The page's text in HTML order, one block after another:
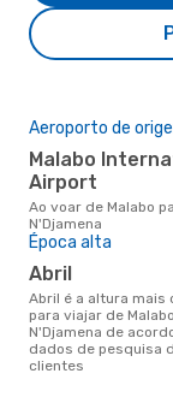
Aeroporto de
Malabo International
Airport
Ao voar de Malabo para
N'Djamena
Época alta
abril
abril é a altura mais concorrida
para viajar de
N'Djamena de
dados de pesquisa
clientes